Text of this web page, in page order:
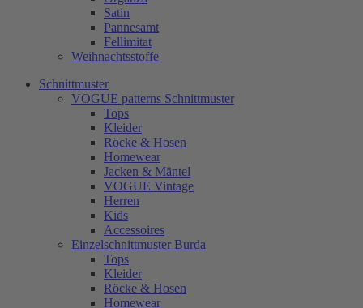
Satin
Pannesamt
Fellimitat
Weihnachtsstoffe
Schnittmuster
VOGUE patterns Schnittmuster
Tops
Kleider
Röcke & Hosen
Homewear
Jacken & Mäntel
VOGUE Vintage
Herren
Kids
Accessoires
Einzelschnittmuster Burda
Tops
Kleider
Röcke & Hosen
Homewear